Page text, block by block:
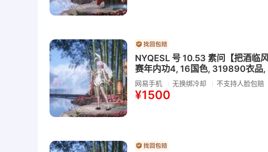
NYQESL 号 10.53 素问【把酒临
赛年内功4, 16国色, 319890衣品
网易手机 无换绑冷却 不支持人脸包赔
¥1500